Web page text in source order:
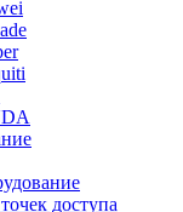
доступа